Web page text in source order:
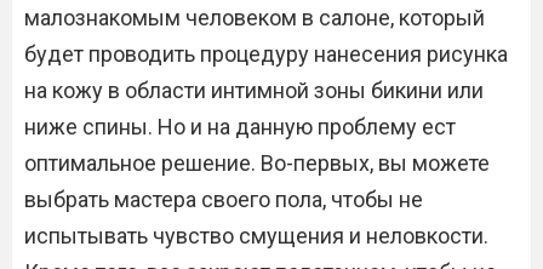
малознакомым человеком в салоне, который
будет проводить процедуру нанесения рисунка
на кожу в области интимной зоны бикини или
ниже спины. Но и на данную проблему ест
оптимальное решение. Во-первых, вы можете
выбрать мастера своего пола, чтобы не
испытывать чувство смущения и неловкости.